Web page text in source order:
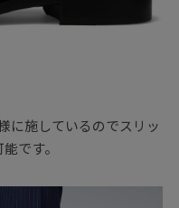
に施しているのでスリッ
です。